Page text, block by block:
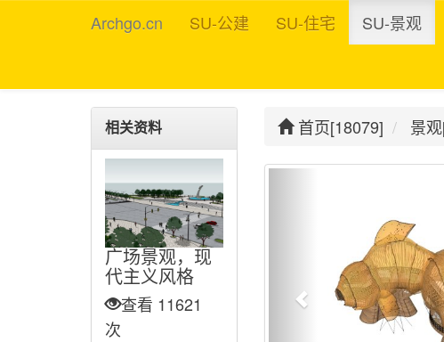
Archgo.cn SU-公建 SU-住宅 SU-景观
相关资料
广场景观，现
代主义风格
查看 11621
次
首页[18079] 景